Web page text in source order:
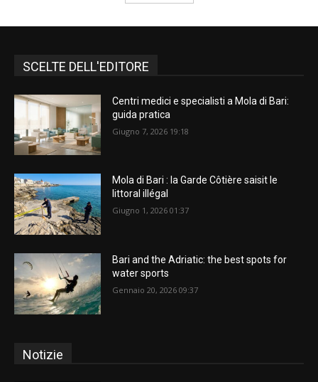
SCELTE DELL'EDITORE
Centri medici e specialisti a Mola di Bari:
guida pratica
Giugno 7, 2026 19:18
Mola di Bari : la Garde Côtière saisit le
littoral illégal
Giugno 1, 2026 01:37
Bari and the Adriatic: the best spots for
water sports
Gennaio 20, 2026 09:37
Notizie